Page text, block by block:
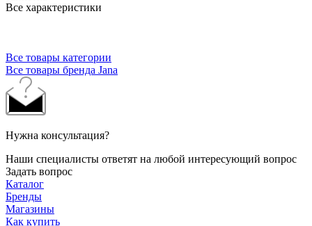
Все характеристики
Все товары категории
Все товары бренда Jana
Нужна консультация?
Наши специалисты ответят на любой интересующий вопрос
Задать вопрос
Каталог
Бренды
Магазины
Как купить